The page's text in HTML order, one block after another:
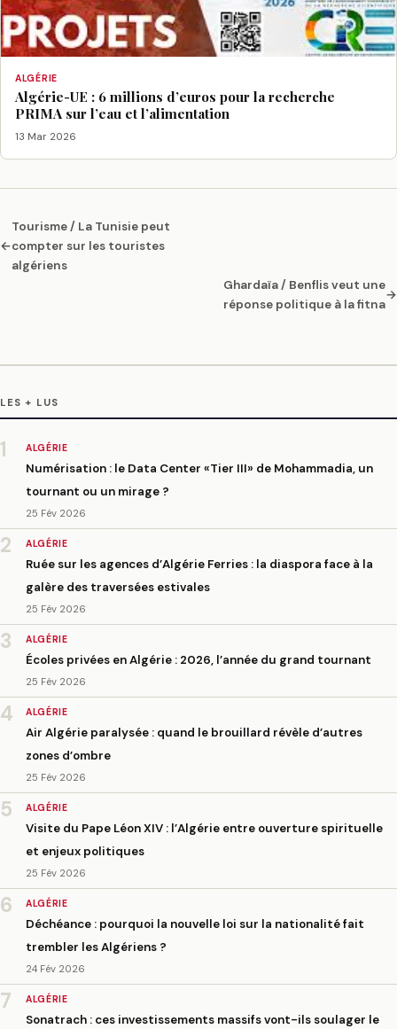
ALGÉRIE
Algérie-UE : 6 millions d’euros pour la recherche
PRIMA sur l’eau et l’alimentation
13 Mar 2026
←
Tourisme / La Tunisie peut
compter sur les touristes
algériens
Ghardaïa / Benflis veut une
réponse politique à la fitna
→
LES + LUS
1 ALGÉRIE
Numérisation : le Data Center «Tier III» de Mohammadia, un
tournant ou un mirage ?
25 Fév 2026
2 ALGÉRIE
Ruée sur les agences d’Algérie Ferries : la diaspora face à la
galère des traversées estivales
25 Fév 2026
3 ALGÉRIE
Écoles privées en Algérie : 2026, l’année du grand tournant
25 Fév 2026
4 ALGÉRIE
Air Algérie paralysée : quand le brouillard révèle d’autres
zones d’ombre
25 Fév 2026
5 ALGÉRIE
Visite du Pape Léon XIV : l’Algérie entre ouverture spirituelle
et enjeux politiques
25 Fév 2026
6 ALGÉRIE
Déchéance : pourquoi la nouvelle loi sur la nationalité fait
trembler les Algériens ?
24 Fév 2026
7 ALGÉRIE
Sonatrach : ces investissements massifs vont-ils soulager le